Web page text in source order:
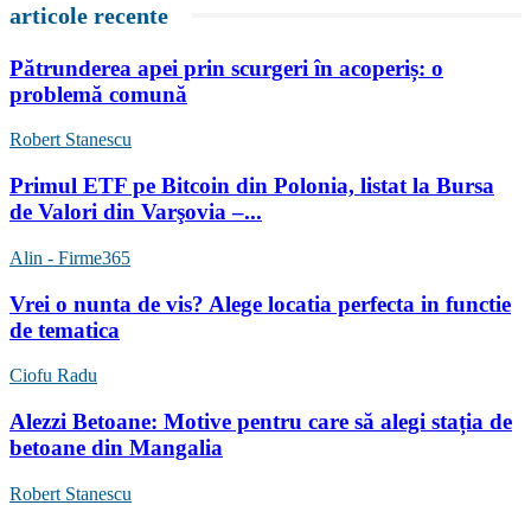
articole recente
Pătrunderea apei prin scurgeri în acoperiș: o
problemă comună
Robert Stanescu
Primul ETF pe Bitcoin din Polonia, listat la Bursa
de Valori din Varşovia –...
Alin - Firme365
Vrei o nunta de vis? Alege locatia perfecta in functie
de tematica
Ciofu Radu
Alezzi Betoane: Motive pentru care să alegi stația de
betoane din Mangalia
Robert Stanescu